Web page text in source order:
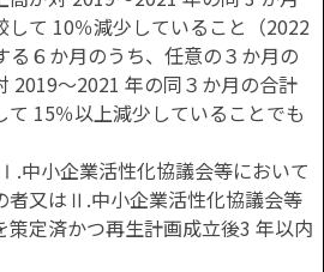
して 10％減少していること（2022
る６か月のうち、任意の３か月の
2019～2021 年の同３か月の合計
て 15％以上減少していることでも
中小企業活性化協議会等において
者又はⅡ.中小企業活性化協議会等
策定済かつ再生計画成立後3 年以内